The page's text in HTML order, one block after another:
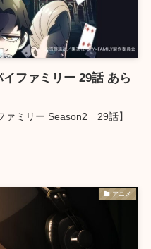
ファミリー 29話 あら
ァミリー Season2 29話】
アニメ